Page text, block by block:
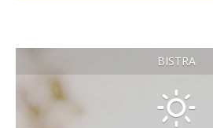
BISTRA